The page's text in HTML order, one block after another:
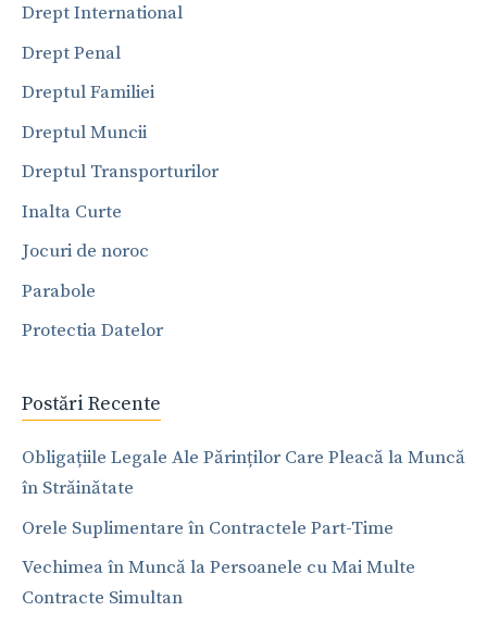
Drept International
Drept Penal
Dreptul Familiei
Dreptul Muncii
Dreptul Transporturilor
Inalta Curte
Jocuri de noroc
Parabole
Protectia Datelor
Postări Recente
Obligațiile Legale Ale Părinților Care Pleacă la Muncă
în Străinătate
Orele Suplimentare în Contractele Part-Time
Vechimea în Muncă la Persoanele cu Mai Multe
Contracte Simultan